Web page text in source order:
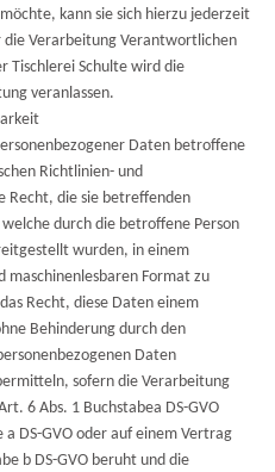
kann sie sich hierzu jederzeit
Verarbeitung Verantwortlichen
Tischlerei Schulte wird die
veranlassen.
Daten betroffene
Richtlinien- und
Recht, die sie betreffenden
durch die betroffene Person
wurden, in einem
Format zu
Recht, diese Daten einem
Behinderung durch den
Daten
sofern die Verarbeitung
6 Abs. 1 Buchstabea DS-GVO
DS-GVO oder auf einem Vertrag
b DS-GVO beruht und die